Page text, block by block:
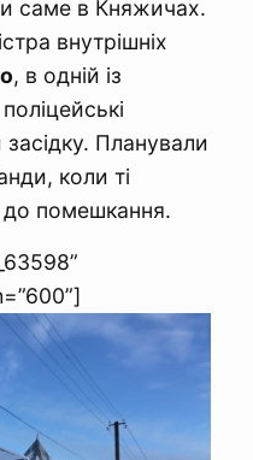
саме в Княжичах.
внутрішніх
, в одній із
Планували
коли ті
помешкання.